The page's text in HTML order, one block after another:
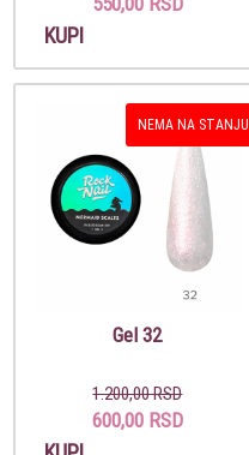
KUPI
NEMA NA STANJU
Gel 32
1.200,00 RSD
600,00 RSD